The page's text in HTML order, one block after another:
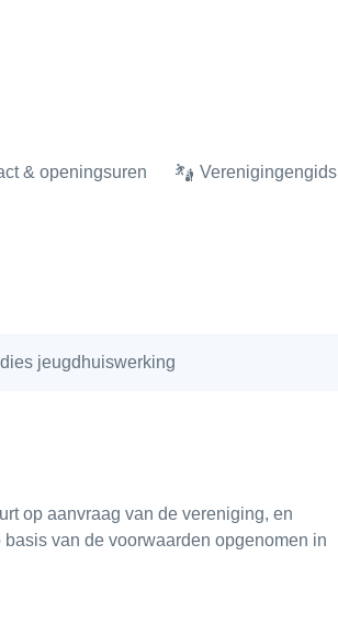
& openingsuren Verenigingengids
jeugdhuiswerking
op aanvraag van de vereniging, en
van de voorwaarden opgenomen in